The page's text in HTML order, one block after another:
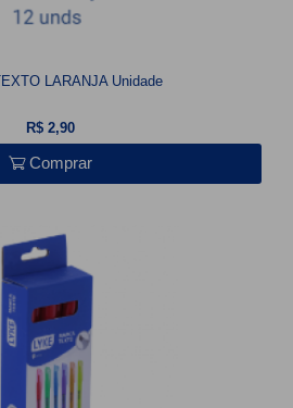
LARANJA Unidade
R$ 2,90
Comprar